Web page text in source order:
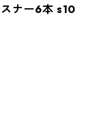
ナー6本 s10